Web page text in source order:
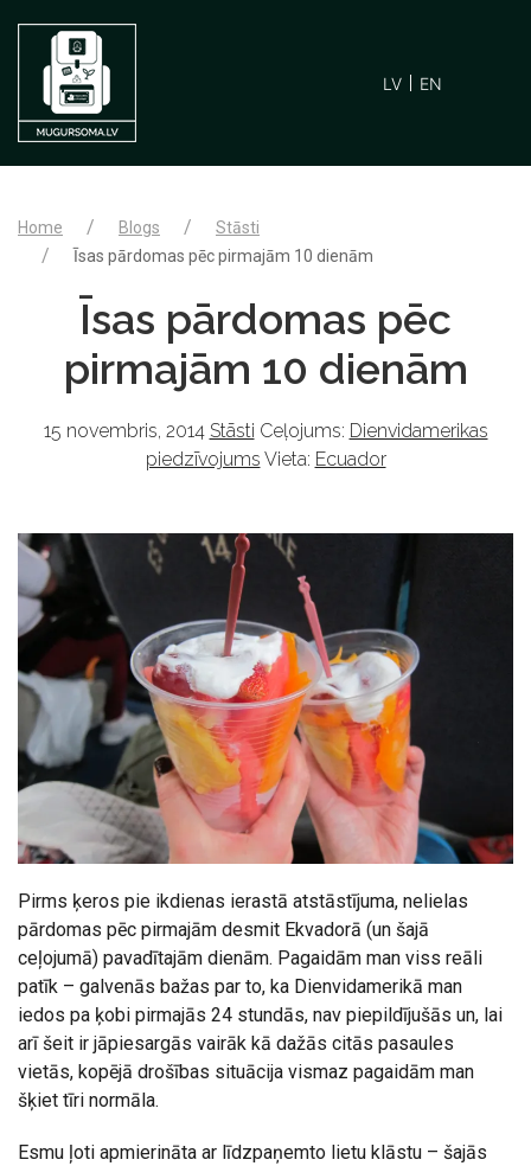
LV EN
Home Blogs
Stāsti
Īsas pārdomas pēc pirmajām 10 dienām
Īsas pārdomas pēc
pirmajām 10 dienām
15 novembris, 2014 Stāsti Ceļojums: Dienvidamerikas
piedzīvojums Vieta: Ecuador
Pirms ķeros pie ikdienas ierastā atstāstījuma, nelielas
pārdomas pēc pirmajām desmit Ekvadorā (un šajā
ceļojumā) pavadītajām dienām. Pagaidām man viss reāli
patīk – galvenās bažas par to, ka Dienvidamerikā man
iedos pa ķobi pirmajās 24 stundās, nav piepildījušās un, lai
arī šeit ir jāpiesargās vairāk kā dažās citās pasaules
vietās, kopējā drošības situācija vismaz pagaidām man
šķiet tīri normāla.
Esmu ļoti apmierināta ar līdzpaņemto lietu klāstu – šajās